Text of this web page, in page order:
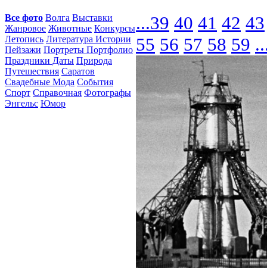
Все фото Волга Выставки
Жанровое Животные Конкурсы
Летопись Литература Истории
Пейзажи Портреты Портфолио
Праздники Даты Природа
Путешествия Саратов
Свадебные Мода События
Спорт Справочная Фотографы
Энгельс Юмор
...39 40 41 42 43
55 56 57 58 59